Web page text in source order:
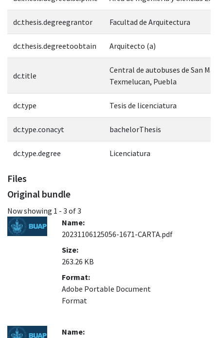
dc.thesis.degreegrantor Facultad de Arquitectura
dc.thesis.degreetoobtain Arquitecto (a)
dc.title
Central de autobuses de San
Texmelucan, Puebla
dc.type Tesis de licenciatura
dc.type.conacyt bachelorThesis
dc.type.degree Licenciatura
Files
Original bundle
Now showing 1 - 3 of 3
Name:
20231106125056-1671-CARTA.pdf
Size:
263.26 KB
Format:
Adobe Portable Document
Format
Name: